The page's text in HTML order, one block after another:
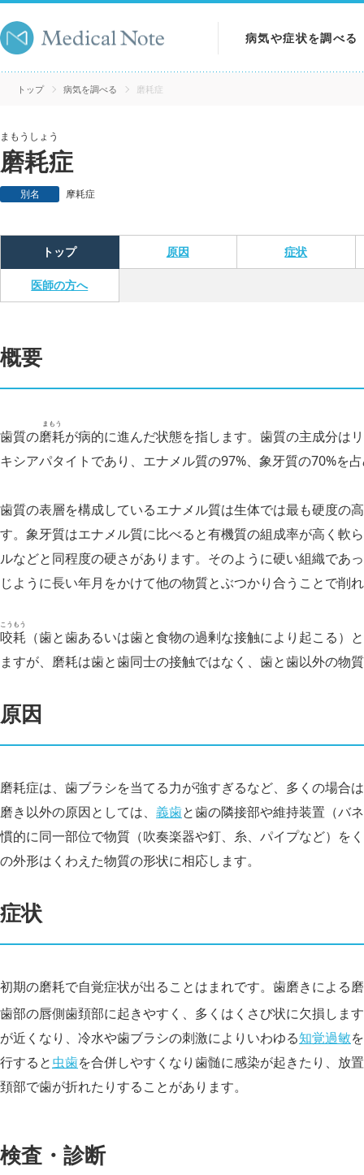
病気や症状を調べる
病気を調べる
トップ 病気を調べる 磨耗症
まもうしょう
磨耗症
別名 摩耗症
トップ 原因 症状
医師の方へ
概要
歯質の磨耗
まもう
が病的に進んだ状態を指します。歯質の主成分は
キシアパタイトであり、エナメル質の97%、象牙質の70%を
歯質の表層を構成しているエナメル質は生体では最も硬度の
す。象牙質はエナメル質に比べると有機質の組成率が高く軟
ルなどと同程度の硬さがあります。そのように硬い組織であ
じように長い年月をかけて他の物質とぶつかり合うことで削
咬耗
こうもう
（歯と歯あるいは歯と食物の過剰な接触により起こる）
ますが、磨耗は歯と歯同士の接触ではなく、歯と歯以外の物
原因
磨耗症は、歯ブラシを当てる力が強すぎるなど、多くの場合
磨き以外の原因としては、 義歯と歯の隣接部や維持装置（バ
慣的に同一部位で物質（吹奏楽器や釘、糸、パイプなど）を
の外形はくわえた物質の形状に相応します。
症状
初期の磨耗で自覚症状が出ることはまれです。歯磨きによる
歯部の唇側歯頚部に起きやすく、多くはくさび状に欠損しま
が近くなり、冷水や歯ブラシの刺激によりいわゆる知覚過敏
行すると虫歯を合併しやすくなり歯髄に感染が起きたり、放
頚部で歯が折れたりすることがあります。
検査・診断